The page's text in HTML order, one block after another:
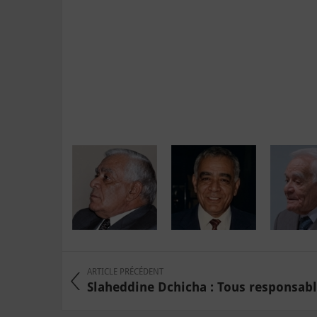
ARTICLE PRÉCÉDENT
Slaheddine Dchicha : Tous